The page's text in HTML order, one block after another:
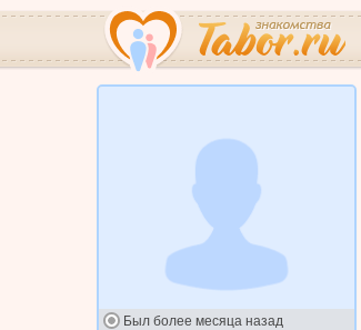
Был более месяца назад